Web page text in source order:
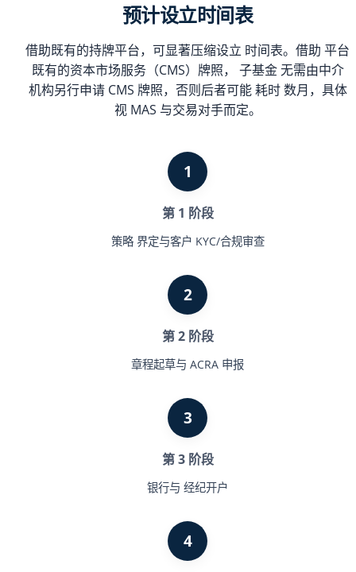
预计设立时间表
借助既有的持牌平台，可显著压缩设立 时间表。借助 平台
既有的资本市场服务（CMS）牌照， 子基金 无需由中介
机构另行申请 CMS 牌照，否则后者可能 耗时 数月，具体
视 MAS 与交易对手而定。
1
第 1 阶段
策略 界定与客户 KYC/合规审查
2
第 2 阶段
章程起草与 ACRA 申报
3
第 3 阶段
银行与 经纪开户
4